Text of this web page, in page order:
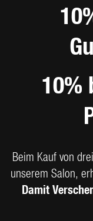
10%
Beim Kauf von
unserem Salon,
Damit